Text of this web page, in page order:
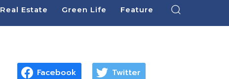
Real Estate Green Life Feature
Facebook Twitter